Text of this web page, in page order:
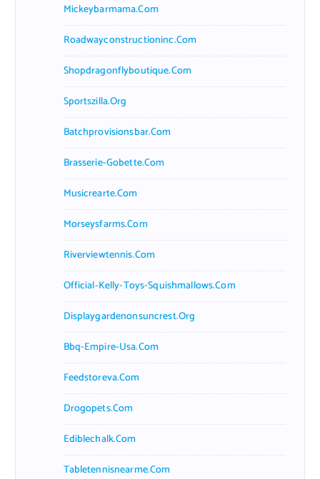
Mickeybarmama.com
Roadwayconstructioninc.com
Shopdragonflyboutique.com
Sportszilla.org
Batchprovisionsbar.com
Brasserie-Gobette.com
Musicrearte.com
Morseysfarms.com
Riverviewtennis.com
Official-Kelly-Toys-Squishmallows.com
Displaygardenonsuncrest.org
Bbq-Empire-Usa.com
Feedstoreva.com
Drogopets.com
Ediblechalk.com
Tabletennisnearme.com